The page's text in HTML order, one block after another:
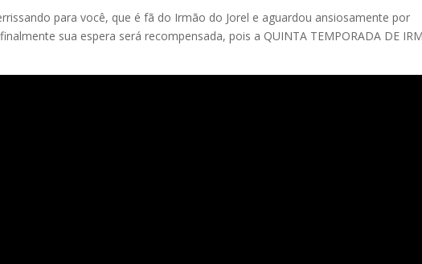
para você, que é fã do Irmão do Jorel e aguardou ansiosamente por
sua espera será recompensada, pois a QUINTA TEMPORADA DE